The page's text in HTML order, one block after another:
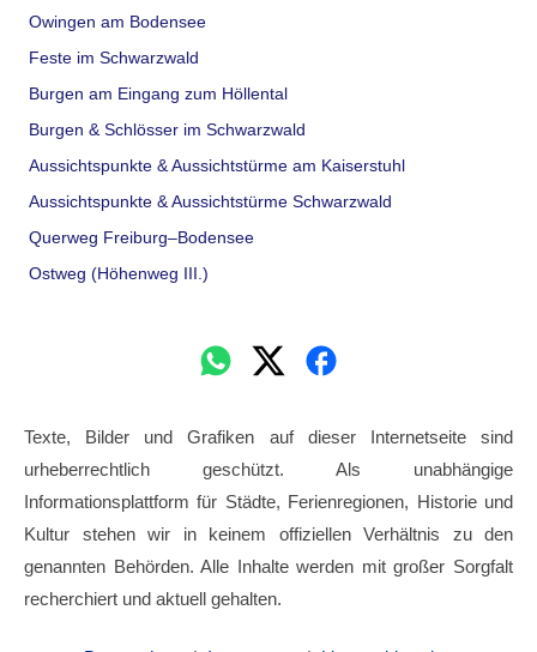
Owingen am Bodensee
Feste im Schwarzwald
Burgen am Eingang zum Höllental
Burgen & Schlösser im Schwarzwald
Aussichtspunkte & Aussichtstürme am Kaiserstuhl
Aussichtspunkte & Aussichtstürme Schwarzwald
Querweg Freiburg–Bodensee
Ostweg (Höhenweg III.)
Texte, Bilder und Grafiken auf dieser Internetseite sind
urheberrechtlich geschützt. Als unabhängige
Informationsplattform für Städte, Ferienregionen, Historie und
Kultur stehen wir in keinem offiziellen Verhältnis zu den
genannten Behörden. Alle Inhalte werden mit großer Sorgfalt
recherchiert und aktuell gehalten.